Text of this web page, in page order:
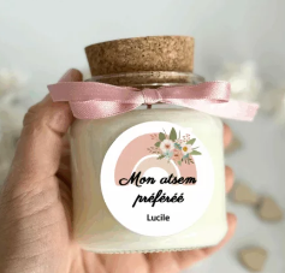
Les
options
peuvent
être
choisies
sur
la
page
du
produit